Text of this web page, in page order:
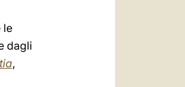
le
dagli
,